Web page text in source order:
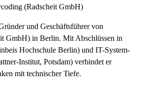
(Radscheit GmbH)
und Geschäftsführer von
GmbH) in Berlin. Mit Abschlüssen in
Hochschule Berlin) und IT-System-
Institut, Potsdam) verbindet er
mit technischer Tiefe.